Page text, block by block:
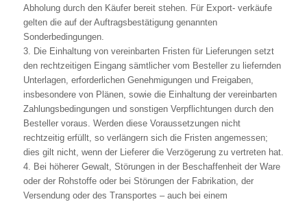
Abholung durch den Käufer bereit stehen. Für Export- verkäufe
gelten die auf der Auftragsbestätigung genannten
Sonderbedingungen.
3. Die Einhaltung von vereinbarten Fristen für Lieferungen setzt
den rechtzeitigen Eingang sämtlicher vom Besteller zu liefernden
Unterlagen, erforderlichen Genehmigungen und Freigaben,
insbesondere von Plänen, sowie die Einhaltung der vereinbarten
Zahlungsbedingungen und sonstigen Verpflichtungen durch den
Besteller voraus. Werden diese Voraussetzungen nicht
rechtzeitig erfüllt, so verlängern sich die Fristen angemessen;
dies gilt nicht, wenn der Lieferer die Verzögerung zu vertreten hat.
4. Bei höherer Gewalt, Störungen in der Beschaffenheit der Ware
oder der Rohstoffe oder bei Störungen der Fabrikation, der
Versendung oder des Transportes – auch bei einem